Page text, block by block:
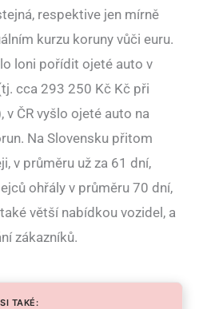
respektive jen mírně
kurzu koruny vůči euru.
loni pořídit ojeté auto v
cca 293 250 Kč Kč při
v ČR vyšlo ojeté auto na
Na Slovensku přitom
v průměru už za 61 dní,
ohřály v průměru 70 dní,
větší nabídkou vozidel, a
zákazníků.
TAKÉ: